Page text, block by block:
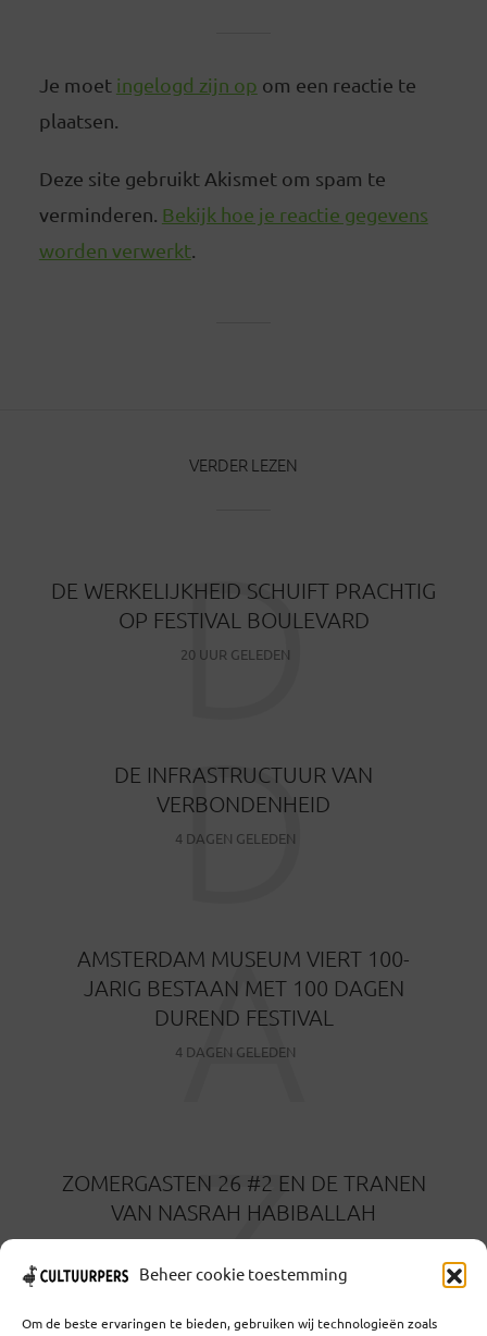
Beheer cookie toestemming
Om de beste ervaringen te bieden, gebruiken wij technologieën zoals
Je moet ingelogd zijn op om een reactie te
plaatsen.
Deze site gebruikt Akismet om spam te
verminderen. Bekijk hoe je reactie gegevens
worden verwerkt.
VERDER LEZEN
DE WERKELIJKHEID SCHUIFT PRACHTIG
OP FESTIVAL BOULEVARD
20 UUR GELEDEN
D
DE INFRASTRUCTUUR VAN
VERBONDENHEID
4 DAGEN GELEDEN
D
AMSTERDAM MUSEUM VIERT 100-
JARIG BESTAAN MET 100 DAGEN
DUREND FESTIVAL
4 DAGEN GELEDEN
A
ZOMERGASTEN 26 #2 EN DE TRANEN
VAN NASRAH HABIBALLAH
Z